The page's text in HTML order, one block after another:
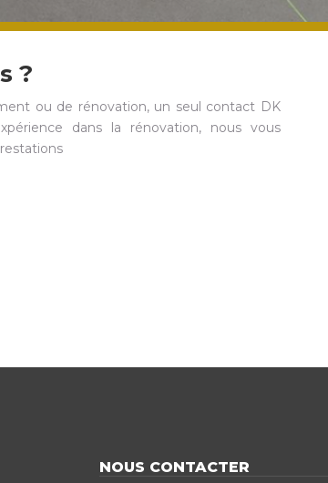
?
ou de rénovation, un seul contact DK
dans la rénovation, nous vous
NOUS CONTACTER